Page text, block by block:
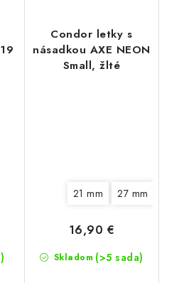
Condor letky s
násadkou AXE NEON
Small, žlté
21 mm 27 mm
Skladom (>5 sada)
16,90 €